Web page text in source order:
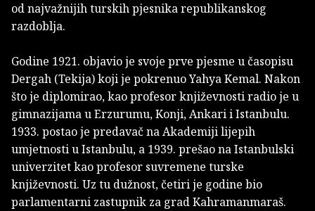
od najvažnijih turskih pjesnika republikanskog
razdoblja.
Godine 1921. objavio je svoje prve pjesme u časopisu
Dergah (Tekija) koji je pokrenuo Yahya Kemal. Nakon
što je diplomirao, kao profesor književnosti radio je u
gimnazijama u Erzurumu, Konji, Ankari i Istanbulu.
1933. postao je predavač na Akademiji lijepih
umjetnosti u Istanbulu, a 1939. prešao na Istanbulski
univerzitet kao profesor suvremene turske
književnosti. Uz tu dužnost, četiri je godine bio
parlamentarni zastupnik za grad Kahramanmaraš.